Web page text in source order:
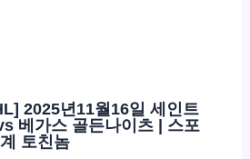
2025년11월16일 세인트
베가스 골든나이츠 | 스포
토친놈